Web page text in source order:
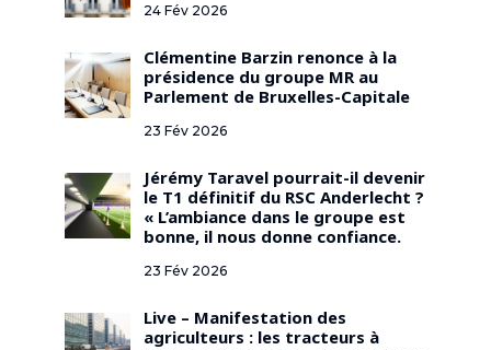
24 Fév 2026
Clémentine Barzin renonce à la
présidence du groupe MR au
Parlement de Bruxelles-Capitale
23 Fév 2026
Jérémy Taravel pourrait-il devenir
le T1 définitif du RSC Anderlecht ?
« L’ambiance dans le groupe est
bonne, il nous donne confiance.
23 Fév 2026
Live – Manifestation des
agriculteurs : les tracteurs à